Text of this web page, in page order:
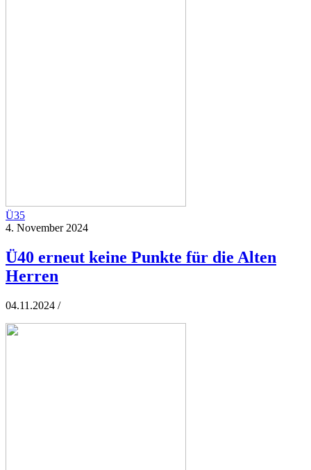
Ü35
4. November 2024
Ü40 erneut keine Punkte für die Alten
Herren
04.11.2024 /